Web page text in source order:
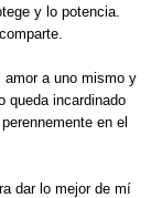
y lo potencia.
amor a uno mismo y
queda incardinado
en el
dar lo mejor de mí